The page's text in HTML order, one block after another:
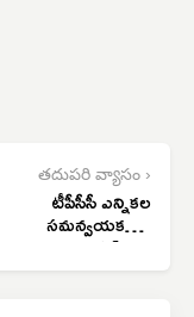
తదుపరి వ్యాసం ›
టీపీసీసీ ఎన్నికల
సమన్వయకర్తగా
శశిభూషణ్ కాచె
నియామకం